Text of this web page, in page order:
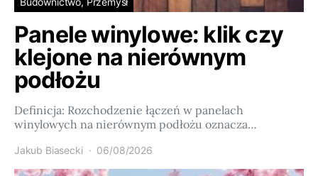
Panele winylowe: klik czy
klejone na nierównym
podłożu
Definicja: Rozchodzenie łączeń w panelach
winylowych na nierównym podłożu oznacza…
Jakub Biasecki 06/08/2026